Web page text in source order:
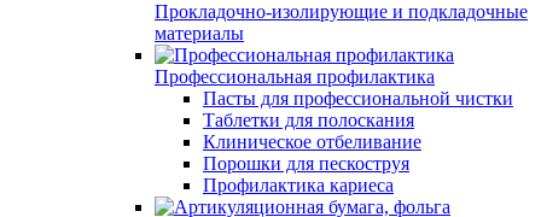
Прокладочно-изолирующие и подкладочные
материалы
Профессиональная профилактика
Пасты для профессиональной чистки
Таблетки для полоскания
Клиническое отбеливание
Порошки для пескоструя
Профилактика кариеса